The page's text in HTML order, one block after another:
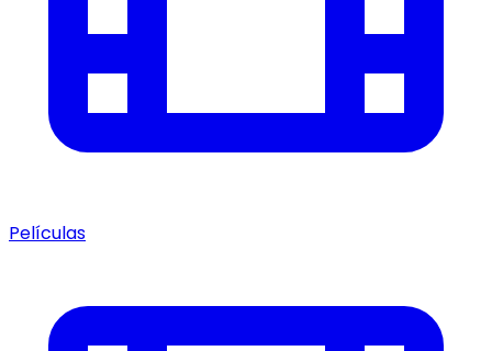
Películas